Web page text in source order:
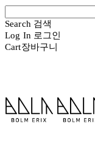
Search 검색
Log In 로그인
Cart장바구니